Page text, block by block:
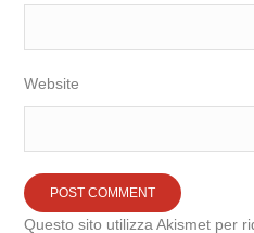
Website
Questo sito utilizza Akismet per